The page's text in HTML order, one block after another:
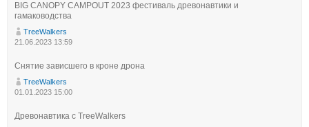
BIG CANOPY CAMPOUT 2023 фестиваль древонавтики и
гамаководства
TreeWalkers
21.06.2023 13:59
Снятие зависшего в кроне дрона
TreeWalkers
01.01.2023 15:00
Древонавтика с TreeWalkers